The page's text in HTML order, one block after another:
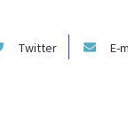
Twitter E-